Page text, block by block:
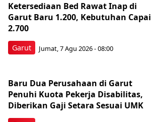
Garut
Ketersediaan Bed Rawat Inap di
Garut Baru 1.200, Kebutuhan Capai
2.700
Jumat, 7 Agu 2026 - 08:00
Baru Dua Perusahaan di Garut
Penuhi Kuota Pekerja Disabilitas,
Diberikan Gaji Setara Sesuai UMK